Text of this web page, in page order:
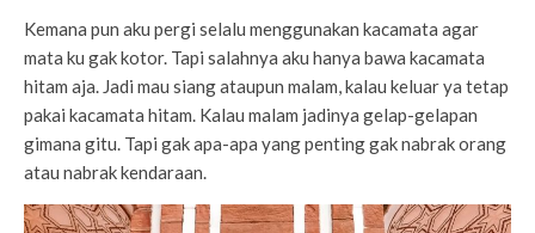
Kemana pun aku pergi selalu menggunakan kacamata agar
mata ku gak kotor. Tapi salahnya aku hanya bawa kacamata
hitam aja. Jadi mau siang ataupun malam, kalau keluar ya tetap
pakai kacamata hitam. Kalau malam jadinya gelap-gelapan
gimana gitu. Tapi gak apa-apa yang penting gak nabrak orang
atau nabrak kendaraan.